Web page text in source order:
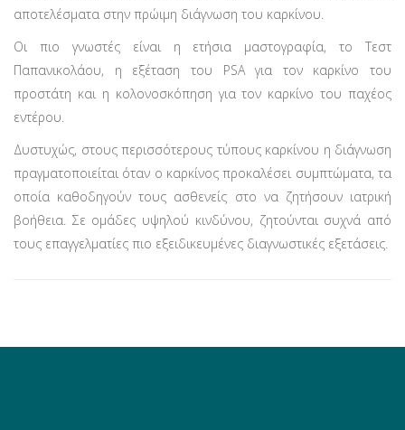
αποτελέσματα στην πρώιμη διάγνωση του καρκίνου.
Οι πιο γνωστές είναι η ετήσια μαστογραφία, το Τεστ
Παπανικολάου, η εξέταση του PSA για τον καρκίνο του
προστάτη και η κολονοσκόπηση για τον καρκίνο του παχέος
εντέρου.
Δυστυχώς, στους περισσότερους τύπους καρκίνου η διάγνωση
πραγματοποιείται όταν ο καρκίνος προκαλέσει συμπτώματα, τα
οποία καθοδηγούν τους ασθενείς στο να ζητήσουν ιατρική
βοήθεια. Σε ομάδες υψηλού κινδύνου, ζητούνται συχνά από
τους επαγγελματίες πιο εξειδικευμένες διαγνωστικές εξετάσεις.